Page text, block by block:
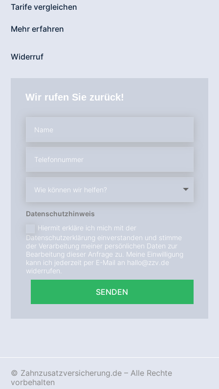
Tarife vergleichen
Mehr erfahren
Widerruf
Wir rufen Sie zurück!
Datenschutzhinweis
Hiermit erkläre ich mich mit der
Datenschutzerklärung einverstanden und stimme
der Verarbeitung meiner persönlichen Daten zur
Bearbeitung dieser Anfrage zu. Meine Einwilligung
kann ich jederzeit per E-Mail an hallo@zzv.de
widerrufen.
SENDEN
© Zahnzusatzversicherung.de – Alle Rechte
vorbehalten